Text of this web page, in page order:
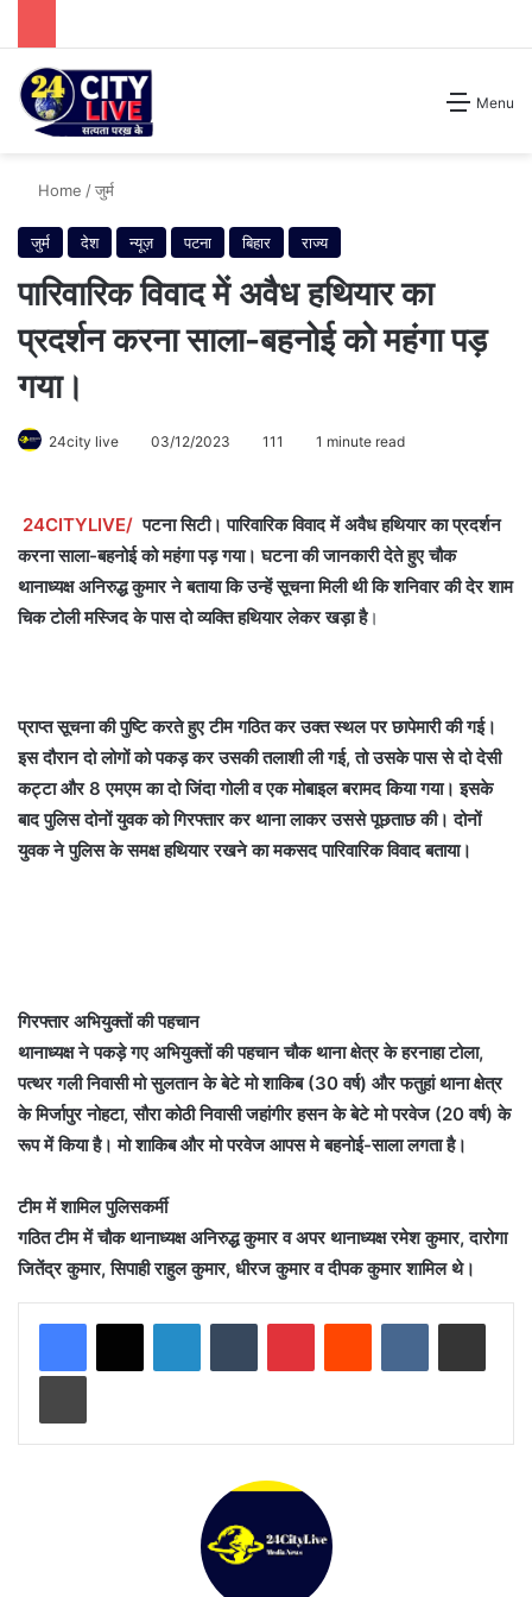
Menu
Search for
Home /जुर्म
जुर्म देश न्यूज़ पटना बिहार राज्य
पारिवारिक विवाद में अवैध हथियार का
प्रदर्शन करना साला-बहनोई को महंगा पड़
गया।
24city live 03/12/2023 111 1 minute read
24CITYLIVE/ पटना सिटी। पारिवारिक विवाद में अवैध हथियार का प्रदर्शन
करना साला-बहनोई को महंगा पड़ गया। घटना की जानकारी देते हुए चौक
थानाध्यक्ष अनिरुद्ध कुमार ने बताया कि उन्हें सूचना मिली थी कि शनिवार की देर शाम
चिक टोली मस्जिद के पास दो व्यक्ति हथियार लेकर खड़ा है।
प्राप्त सूचना की पुष्टि करते हुए टीम गठित कर उक्त स्थल पर छापेमारी की गई।
इस दौरान दो लोगों को पकड़ कर उसकी तलाशी ली गई, तो उसके पास से दो देसी
कट्टा और 8 एमएम का दो जिंदा गोली व एक मोबाइल बरामद किया गया। इसके
बाद पुलिस दोनों युवक को गिरफ्तार कर थाना लाकर उससे पूछताछ की। दोनों
युवक ने पुलिस के समक्ष हथियार रखने का मकसद पारिवारिक विवाद बताया।
गिरफ्तार अभियुक्तों की पहचान
थानाध्यक्ष ने पकड़े गए अभियुक्तों की पहचान चौक थाना क्षेत्र के हरनाहा टोला,
पत्थर गली निवासी मो सुलतान के बेटे मो शाकिब (30 वर्ष) और फतुहां थाना क्षेत्र
के मिर्जापुर नोहटा, सौरा कोठी निवासी जहांगीर हसन के बेटे मो परवेज (20 वर्ष) के
रूप में किया है। मो शाकिब और मो परवेज आपस मे बहनोई-साला लगता है।
टीम में शामिल पुलिसकर्मी
गठित टीम में चौक थानाध्यक्ष अनिरुद्ध कुमार व अपर थानाध्यक्ष रमेश कुमार, दारोगा
जितेंद्र कुमार, सिपाही राहुल कुमार, धीरज कुमार व दीपक कुमार शामिल थे।
LinkedInTumblr PinterestReddit VKontakteShare via Email
Print